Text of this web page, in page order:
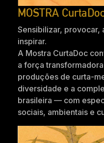
MOSTRA
Sensibilizar, provocar,
inspirar.
A Mostra CurtaDoc
a força
produções de curta-
diversidade e a
brasileira — com
sociais, ambientais e